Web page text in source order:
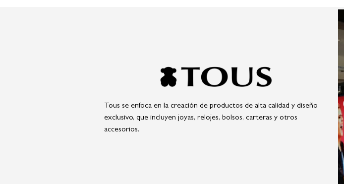
Tous se enfoca en la creación de productos de alta calidad y diseño
exclusivo, que incluyen joyas, relojes, bolsos, carteras y otros
accesorios.